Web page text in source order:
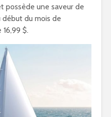
possède une saveur de
début du mois de
$.